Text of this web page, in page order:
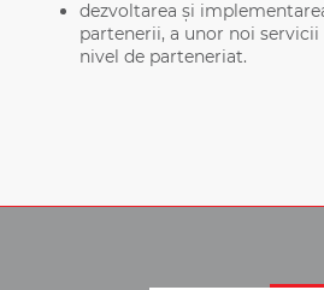
dezvoltarea și
partenerii, a unor noi
nivel de parteneriat.